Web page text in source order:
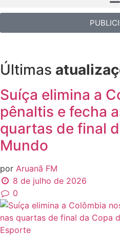
Últimas
Suíça elimina a
pênaltis e fecha
quartas de final
Mundo
por Aruanã FM
8 de julho de 2026
0
Esporte